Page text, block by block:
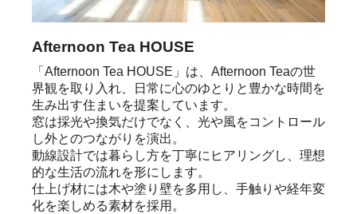
Afternoon Tea HOUSE
「Afternoon Tea HOUSE」は、Afternoon Teaの世
界観を取り入れ、日常に心のゆとりと豊かな時間を
生み出す住まいを提案しています。
窓は採光や換気だけでなく、光や風をコントロール
し外とのつながりを演出。
動線設計では暮らし方を丁寧にヒアリングし、理想
的な生活の流れを形にします。
仕上げ材には木や塗り壁を多用し、手触りや経年変
化を楽しめる素材を採用。